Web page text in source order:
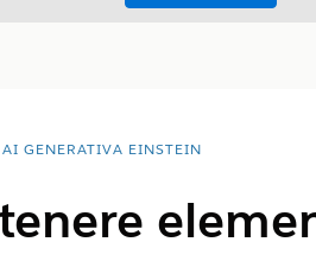
GENERATIVA EINSTEIN